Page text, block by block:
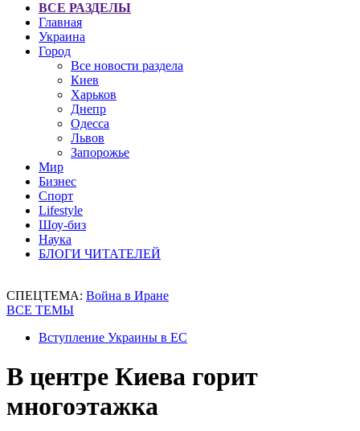
ВСЕ РАЗДЕЛЫ
Главная
Украина
Город
Все новости раздела
Киев
Харьков
Днепр
Одесса
Львов
Запорожье
Мир
Бизнес
Спорт
Lifestyle
Шоу-биз
Наука
БЛОГИ ЧИТАТЕЛЕЙ
СПЕЦТЕМА: Война в Иране
ВСЕ ТЕМЫ
Вступление Украины в ЕС
В центре Киева горит
многоэтажка